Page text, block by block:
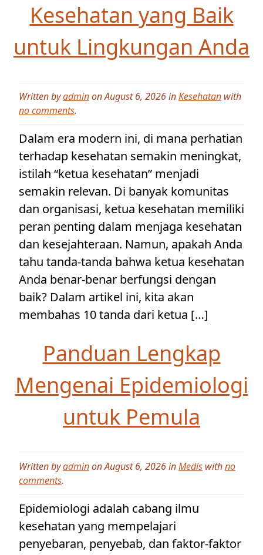
Kesehatan yang Baik
untuk Lingkungan Anda
Written byadminon August 6, 2026 inKesehatan with
no comments.
Dalam era modern ini, di mana perhatian
terhadap kesehatan semakin meningkat,
istilah “ketua kesehatan” menjadi
semakin relevan. Di banyak komunitas
dan organisasi, ketua kesehatan memiliki
peran penting dalam menjaga kesehatan
dan kesejahteraan. Namun, apakah Anda
tahu tanda-tanda bahwa ketua kesehatan
Anda benar-benar berfungsi dengan
baik? Dalam artikel ini, kita akan
membahas 10 tanda dari ketua […]
Panduan Lengkap
Mengenai Epidemiologi
untuk Pemula
Written byadminon August 6, 2026 inMedis withno
comments.
Epidemiologi adalah cabang ilmu
kesehatan yang mempelajari
penyebaran, penyebab, dan faktor-faktor